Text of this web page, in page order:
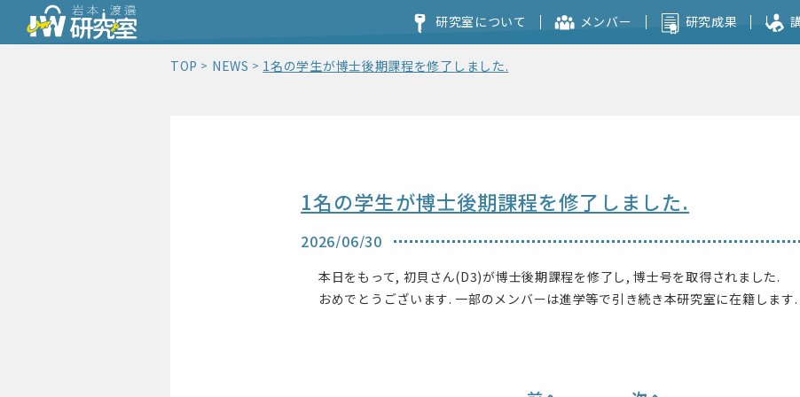
研究室について
コンセプト
メンバー 研究成果
TOP NEWS 1名の学生が博士後期課程を修了しました.
1名の学生が博士後期課程を修了しました.
2026/06/30
本日をもって, 初貝さん(D3)が博士後期課程を修了し, 博士号を取得されました.
おめでとうございます. 一部のメンバーは進学等で引き続き本研究室に在籍します.